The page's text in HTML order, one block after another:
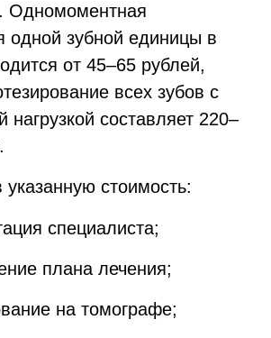
Одномоментная
одной зубной единицы в
от 45–65 рублей,
всех зубов с
нагрузкой составляет 220–
указанную стоимость:
специалиста;
плана лечения;
на томографе;